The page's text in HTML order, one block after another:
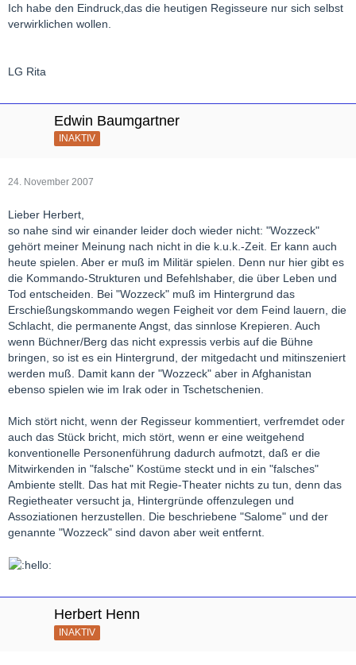
Ich habe den Eindruck,das die heutigen Regisseure nur sich selbst
verwirklichen wollen.
LG Rita
Edwin Baumgartner
INAKTIV
24. November 2007
Lieber Herbert,
so nahe sind wir einander leider doch wieder nicht: "Wozzeck"
gehört meiner Meinung nach nicht in die k.u.k.-Zeit. Er kann auch
heute spielen. Aber er muß im Militär spielen. Denn nur hier gibt es
die Kommando-Strukturen und Befehlshaber, die über Leben und
Tod entscheiden. Bei "Wozzeck" muß im Hintergrund das
Erschießungskommando wegen Feigheit vor dem Feind lauern, die
Schlacht, die permanente Angst, das sinnlose Krepieren. Auch
wenn Büchner/Berg das nicht expressis verbis auf die Bühne
bringen, so ist es ein Hintergrund, der mitgedacht und mitinszeniert
werden muß. Damit kann der "Wozzeck" aber in Afghanistan
ebenso spielen wie im Irak oder in Tschetschenien.
Mich stört nicht, wenn der Regisseur kommentiert, verfremdet oder
auch das Stück bricht, mich stört, wenn er eine weitgehend
konventionelle Personenführung dadurch aufmotzt, daß er die
Mitwirkenden in "falsche" Kostüme steckt und in ein "falsches"
Ambiente stellt. Das hat mit Regie-Theater nichts zu tun, denn das
Regietheater versucht ja, Hintergründe offenzulegen und
Assoziationen herzustellen. Die beschriebene "Salome" und der
genannte "Wozzeck" sind davon aber weit entfernt.
Herbert Henn
INAKTIV